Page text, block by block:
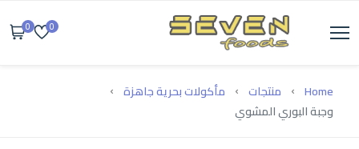
0
0
Home منتجات
مأكولات بحرية جاهزة
وجبة البوري المشوي